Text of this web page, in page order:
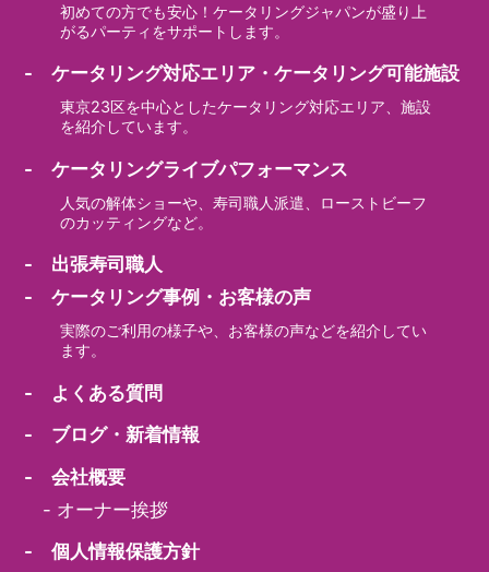
初めての方でも安心！ケータリングジャパンが盛り上
がるパーティをサポートします。
- ケータリング対応エリア・ケータリング可能施設
東京23区を中心としたケータリング対応エリア、施設
を紹介しています。
- ケータリングライブパフォーマンス
人気の解体ショーや、寿司職人派遣、ローストビーフ
のカッティングなど。
- 出張寿司職人
- ケータリング事例・お客様の声
実際のご利用の様子や、お客様の声などを紹介してい
ます。
- よくある質問
- ブログ・新着情報
- 会社概要
- オーナー挨拶
- 個人情報保護方針